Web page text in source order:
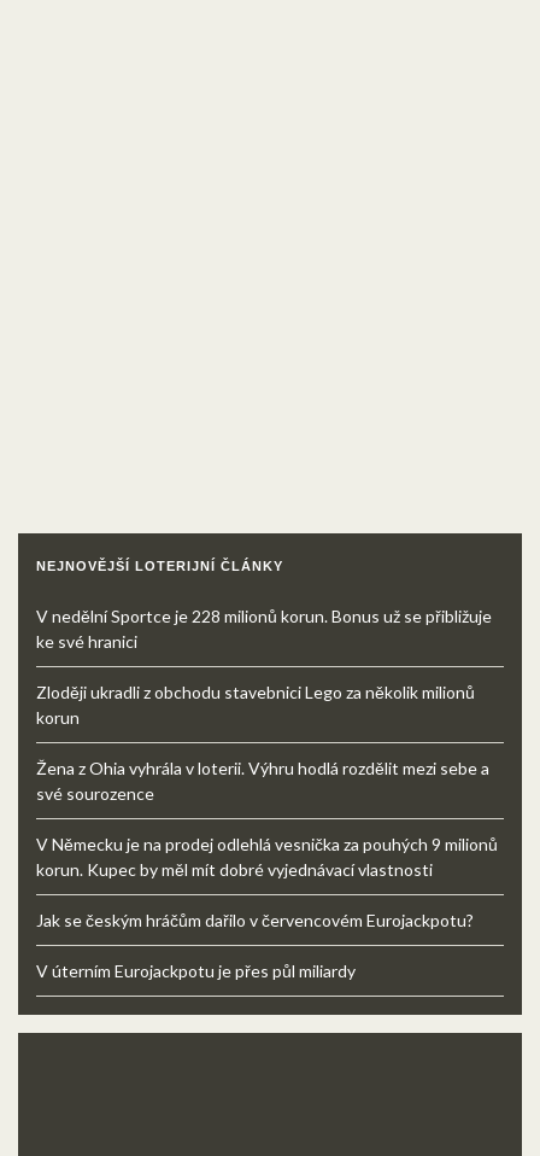
NEJNOVĚJŠÍ LOTERIJNÍ ČLÁNKY
V nedělní Sportce je 228 milionů korun. Bonus už se přibližuje
ke své hranici
Zloději ukradli z obchodu stavebnici Lego za několik milionů
korun
Žena z Ohia vyhrála v loterii. Výhru hodlá rozdělit mezi sebe a
své sourozence
V Německu je na prodej odlehlá vesnička za pouhých 9 milionů
korun. Kupec by měl mít dobré vyjednávací vlastnosti
Jak se českým hráčům dařilo v červencovém Eurojackpotu?
V úterním Eurojackpotu je přes půl miliardy